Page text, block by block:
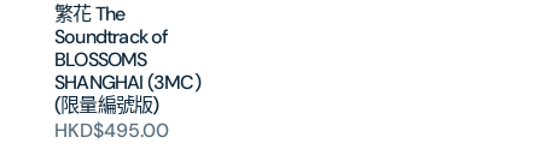
繁花 The
Soundtrack of
BLOSSOMS
SHANGHAI (3MC)
(限量編號版)
HKD$495.00